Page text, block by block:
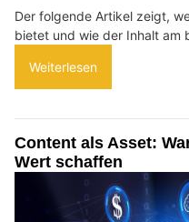
Der folgende Artikel zeigt,
bietet und wie der Inhalt am
Weiterlesen
Content als Asset:
Wert schaffen